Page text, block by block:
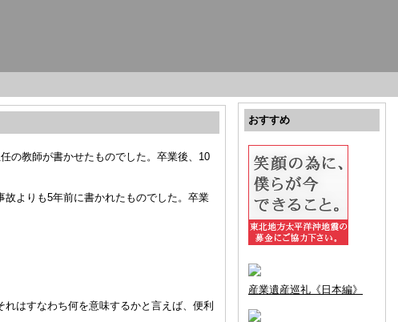
おすすめ
産業遺産巡礼《日本編》
の教師が書かせたものでした。卒業後、10
よりも5年前に書かれたものでした。卒業
はすなわち何を意味するかと言えば、便利